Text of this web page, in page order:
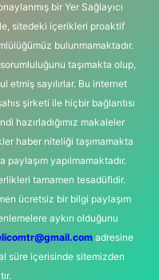
bir Yer Sağlayıcı
sitedeki içerikleri proaktif
bulunmamaktadır.
taşımakta olup,
etmiş sayılırlar. Bu internet
şirketi ile hiçbir bağlantısı
hazırladığımız makaleler
haber niteliği taşımamakta
yapılmamaktadır.
tamamen tesadüfidir.
ücretsiz bir bilgi paylaşım
aykırı olduğunu
adresine
süre içerisinde sitemizden